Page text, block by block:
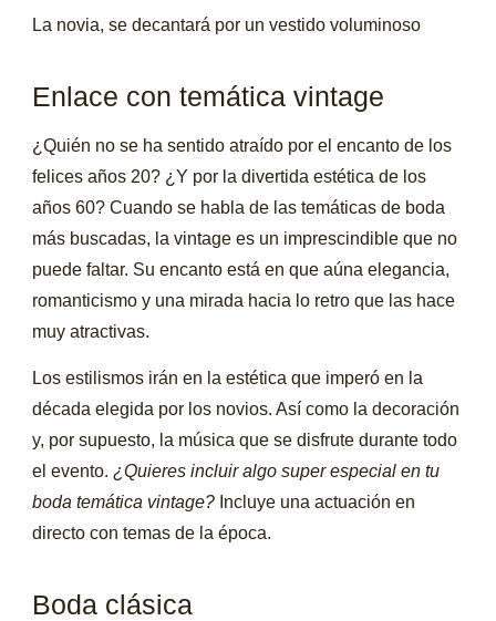
La novia, se decantará por un vestido voluminoso
Enlace con temática vintage
¿Quién no se ha sentido atraído por el encanto de los
felices años 20? ¿Y por la divertida estética de los
años 60? Cuando se habla de las temáticas de boda
más buscadas, la vintage es un imprescindible que no
puede faltar. Su encanto está en que aúna elegancia,
romanticismo y una mirada hacia lo retro que las hace
muy atractivas.
Los estilismos irán en la estética que imperó en la
década elegida por los novios. Así como la decoración
y, por supuesto, la música que se disfrute durante todo
el evento. ¿Quieres incluir algo super especial en tu
boda temática vintage? Incluye una actuación en
directo con temas de la época.
Boda clásica